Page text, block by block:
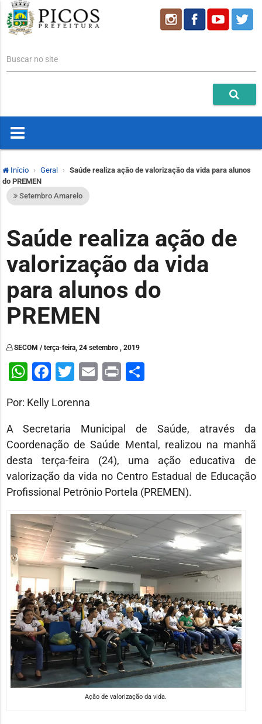
Buscar no site
Início Geral
Saúde realiza ação de valorização da vida para alunos
do PREMEN
Setembro Amarelo
Saúde realiza ação de
valorização da vida
para alunos do
PREMEN
SECOM / terça-feira, 24 setembro , 2019
WhatsApp
Facebook
Twitter
Email
PrintShare
Por: Kelly Lorenna
A Secretaria Municipal de Saúde, através da
Coordenação de Saúde Mental, realizou na manhã
desta terça-feira (24), uma ação educativa de
valorização da vida no Centro Estadual de Educação
Profissional Petrônio Portela (PREMEN).
Ação de valorização da vida.